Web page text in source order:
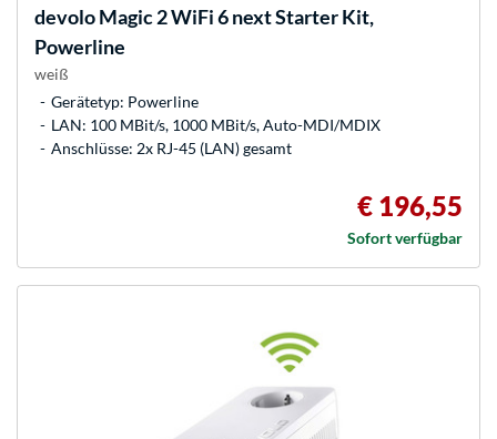
devoloMagic 2 WiFi 6 next Starter Kit,
Powerline
weiß
Gerätetyp: Powerline
LAN: 100 MBit/s, 1000 MBit/s, Auto-MDI/MDIX
Anschlüsse: 2x RJ-45 (LAN) gesamt
€ 196,55
Sofort verfügbar